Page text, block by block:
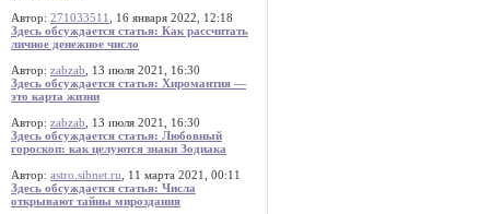
Автор: 271033511
, 16 января 2022, 12:18
Здесь обсуждается статья: Как рассчитать
личное денежное число
Автор: zabzab , 13 июля 2021, 16:30
Здесь обсуждается статья: Хиромантия —
это карта жизни
Автор: zabzab , 13 июля 2021, 16:30
Здесь обсуждается статья: Любовный
гороскоп: как целуются знаки Зодиака
Автор: astro.sibnet.ru , 11 марта 2021, 00:11
Здесь обсуждается статья: Числа
открывают тайны мироздания